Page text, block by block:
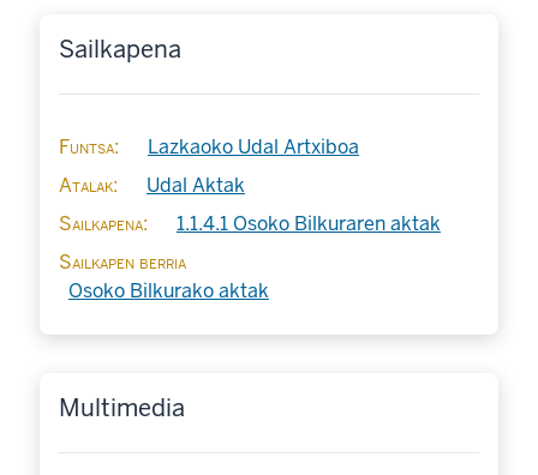
Sailkapena
Funtsa
Lazkaoko Udal Artxiboa
Atalak
Udal Aktak
Sailkapena
1.1.4.1 Osoko Bilkuraren aktak
Sailkapen berria
Osoko Bilkurako aktak
Multimedia